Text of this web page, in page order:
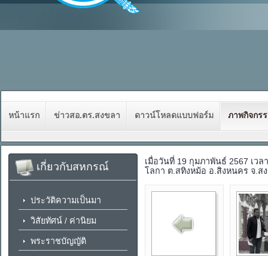
หน้าแรก ข่าวสอ.ตร.สงขลา ดาวน์โหลดแบบฟอร์ม ภาพกิจกร
เมื่อวันที่ 19 กุมภาพันธ์ 2567 เว
โลกา ต.สทิงหม้อ อ.สิงหนคร จ.ส
เกี่ยวกับสหกรณ์
ประวัติความเป็นมา
วิสัยทัศน์ / ค่านิยม
พระราชบัญญัติ